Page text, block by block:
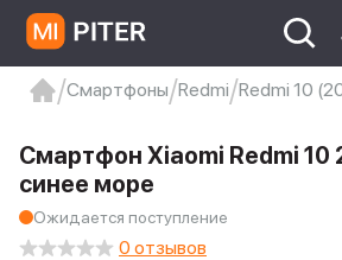
Xiaomi 9 про
xiaomi redmi 12c
Смартфоны Redmi Redmi 10
Смартфон Xiaomi Redmi 10
синее море
Ожидается поступление
0 отзывов